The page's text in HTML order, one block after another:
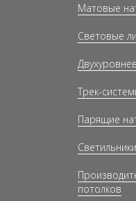
Матовые
Световые
Трек-
Парящие
потолков